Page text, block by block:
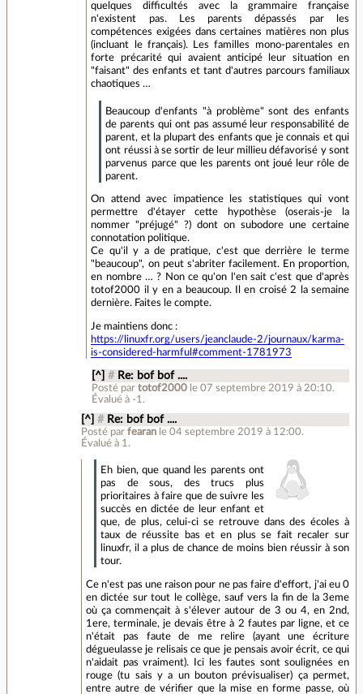
quelques difficultés avec la grammaire française
n'existent pas. Les parents dépassés par les
compétences exigées dans certaines matières non plus
(incluant le français). Les familles mono-parentales en
forte précarité qui avaient anticipé leur situation en
"faisant" des enfants et tant d'autres parcours familiaux
chaotiques …
Beaucoup d'enfants "à problème" sont des enfants
de parents qui ont pas assumé leur responsabilité de
parent, et la plupart des enfants que je connais et qui
ont réussi à se sortir de leur millieu défavorisé y sont
parvenus parce que les parents ont joué leur rôle de
parent.
On attend avec impatience les statistiques qui vont
permettre d'étayer cette hypothèse (oserais-je la
nommer "préjugé" ?) dont on subodore une certaine
connotation politique.
Ce qu'il y a de pratique, c'est que derrière le terme
"beaucoup", on peut s'abriter facilement. En proportion,
en nombre … ? Non ce qu'on l'en sait c'est que d'après
totof2000 il y en a beaucoup. Il en croisé 2 la semaine
dernière. Faites le compte.
Je maintiens donc :
https://linuxfr.org/users/jeanclaude-2/journaux/karma-
is-considered-harmful#comment-1781973
[^] # Re: bof bof ....
Posté par totof2000 le 07 septembre 2019 à 20:10.
Évalué à -1 .
[^] # Re: bof bof ....
Posté parfearan le 04 septembre 2019 à 12:00.
Évalué à 1 .
Eh bien, que quand les parents ont
pas de sous, des trucs plus
prioritaires à faire que de suivre les
succès en dictée de leur enfant et
que, de plus, celui-ci se retrouve dans des écoles à
taux de réussite bas et en plus se fait recaler sur
linuxfr, il a plus de chance de moins bien réussir à son
tour.
Ce n'est pas une raison pour ne pas faire d'effort, j'ai eu 0
en dictée sur tout le collège, sauf vers la fin de la 3eme
où ça commençait à s'élever autour de 3 ou 4, en 2nd,
1ere, terminale, je devais être à 2 fautes par ligne, et ce
n'était pas faute de me relire (ayant une écriture
dégueulasse je relisais ce que je pensais avoir écrit, ce qui
n'aidait pas vraiment). Ici les fautes sont soulignées en
rouge (tu sais y a un bouton prévisualiser) ça permet,
entre autre de vérifier que la mise en forme passe, où